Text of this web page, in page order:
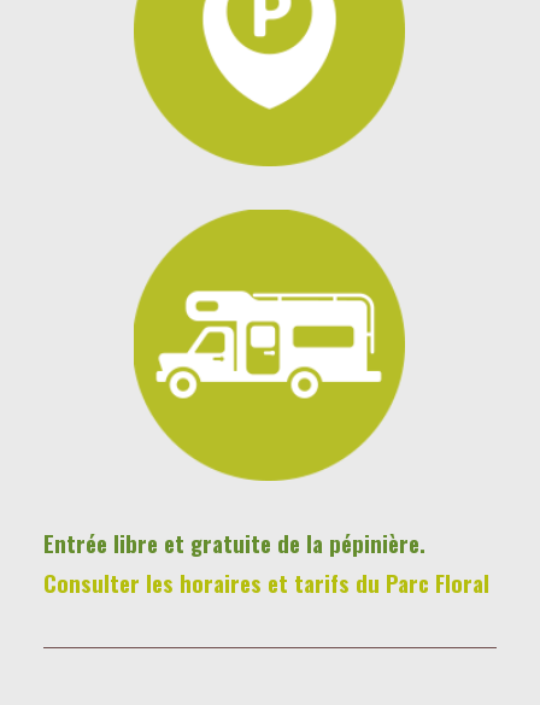
Entrée libre et gratuite de la pépinière.
Consulter les horaires et tarifs du Parc Floral